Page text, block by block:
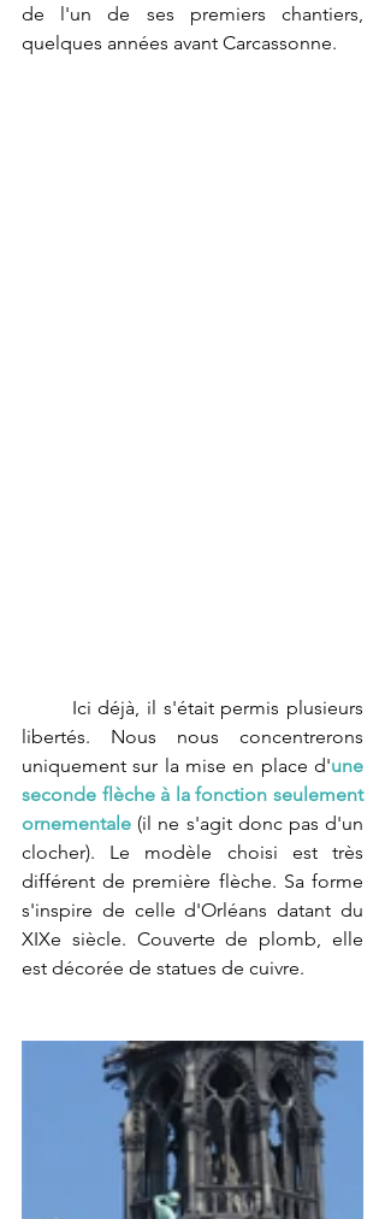
de l'un de ses premiers chantiers,
quelques années avant Carcassonne.
Ici déjà, il s'était permis plusieurs
libertés. Nous nous concentrerons
uniquement sur la mise en place d'une
seconde flèche à la fonction seulement
ornementale (il ne s'agit donc pas d'un
clocher). Le modèle choisi est très
différent de première flèche. Sa forme
s'inspire de celle d'Orléans datant du
XIXe siècle. Couverte de plomb, elle
est décorée de statues de cuivre.